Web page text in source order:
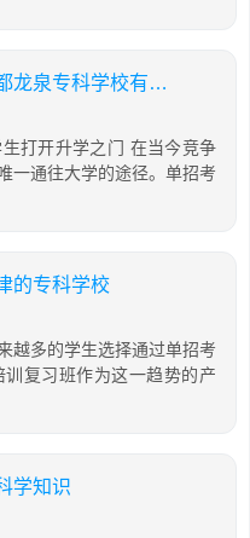
成都龙泉的单招培训机构，成都龙泉专科学校有哪些
打开升学之门 在当今竞争
一通往大学的途径。单招考
的专科学校
越多的学生选择通过单招考
复习班作为这一趋势的产
学知识